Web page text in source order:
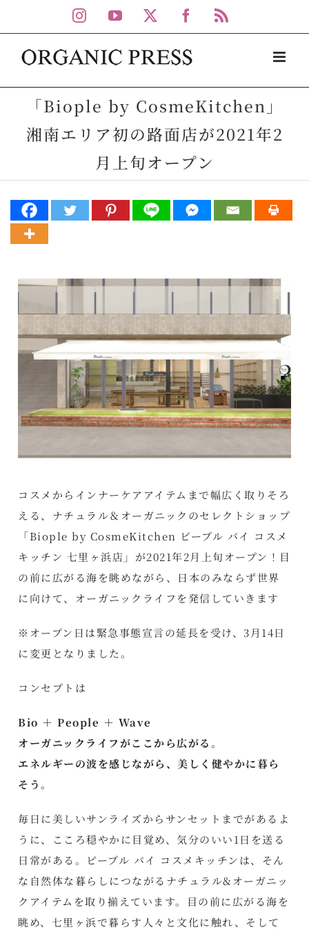
to
content
Instagram
YouTube Facebook
「Biople by CosmeKitchen」
湘南エリア初の路面店が2021年2
月上旬オープン
コスメからインナーケアアイテムまで幅広く取りそろ
える、ナチュラル＆オーガニックのセレクトショップ
「Biople by CosmeKitchen ビープル バイ コスメ
キッチン 七里ヶ浜店」が2021年2月上旬オープン！目
の前に広がる海を眺めながら、日本のみならず世界
に向けて、オーガニックライフを発信していきます
※オープン日は緊急事態宣言の延長を受け、3月14日
に変更となりました。
コンセプトは
Bio ＋ People ＋ Wave
オーガニックライフがここから広がる。
エネルギーの波を感じながら、美しく健やかに暮ら
そう。
毎日に美しいサンライズからサンセットまでがあるよ
うに、こころ穏やかに目覚め、気分のいい1日を送る
日常がある。ビープル バイ コスメキッチンは、そん
な自然体な暮らしにつながるナチュラル&オーガニッ
クアイテムを取り揃えています。目の前に広がる海を
眺め、七里ヶ浜で暮らす人々と文化に触れ、そして